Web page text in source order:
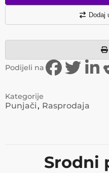
Dodaj
Podijeli na
Kategorije
Punjači Rasprodaja
Srodni